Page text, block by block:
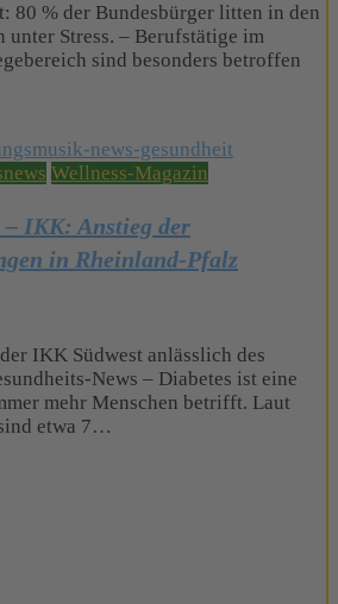
80 % der Bundesbürger litten in den
unter Stress. – Berufstätige im
sind besonders betroffen
Wellness-Magazin
– IKK: Anstieg der
in Rheinland-Pfalz
IKK Südwest anlässlich des
News – Diabetes ist eine
mehr Menschen betrifft. Laut
etwa 7…